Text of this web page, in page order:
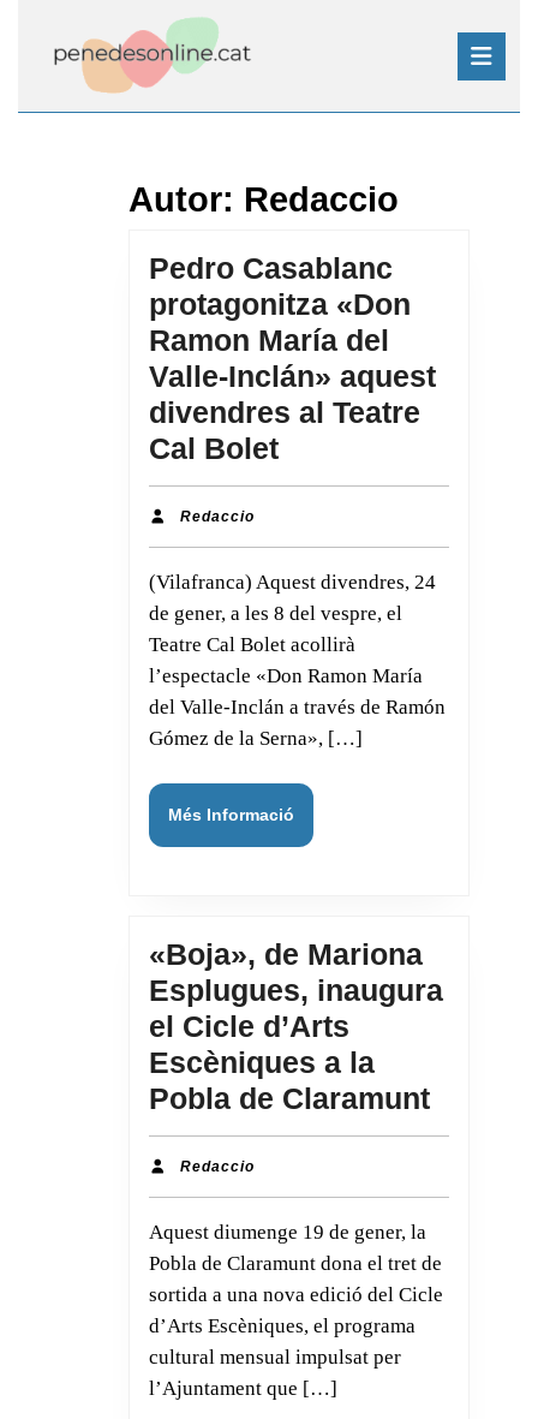
content
to
Button
Autor: Redaccio
Pedro Casablanc
protagonitza «Don
Ramon María del
Valle-Inclán» aquest
divendres al Teatre
Cal BoletPedro
Casablanc
«Don
Ramon
María
del
Valle-
Inclán»
divendres
al
Bolet
Redaccio
(Vilafranca) Aquest divendres, 24
de gener, a les 8 del vespre, el
Teatre Cal Bolet acollirà
l’espectacle «Don Ramon María
del Valle-Inclán a través de Ramón
Gómez de la Serna», […]
Més Informació
Informació
«Boja», de Mariona
Esplugues, inaugura
el Cicle d’Arts
Escèniques a la
Pobla de Claramunt«Boja»,
de
el
Redaccio
Aquest diumenge 19 de gener, la
Pobla de Claramunt dona el tret de
sortida a una nova edició del Cicle
d’Arts Escèniques, el programa
cultural mensual impulsat per
l’Ajuntament que […]